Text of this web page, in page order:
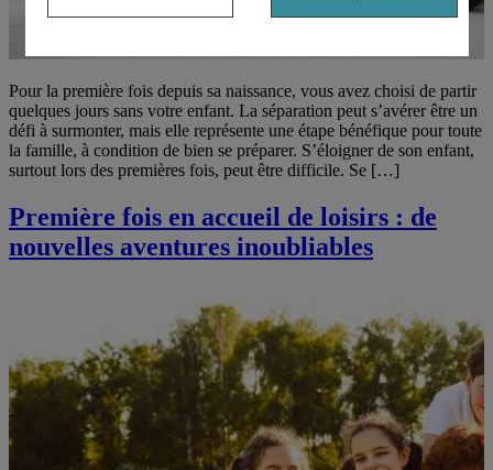
Pour la première fois depuis sa naissance, vous avez choisi de partir
quelques jours sans votre enfant. La séparation peut s’avérer être un
défi à surmonter, mais elle représente une étape bénéfique pour toute
la famille, à condition de bien se préparer. S’éloigner de son enfant,
surtout lors des premières fois, peut être difficile. Se […]
Première fois en accueil de loisirs : de
nouvelles aventures inoubliables